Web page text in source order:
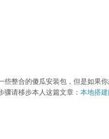
整合的傻瓜安装包，但是如果
骤请移步本人这篇文章：本地搭